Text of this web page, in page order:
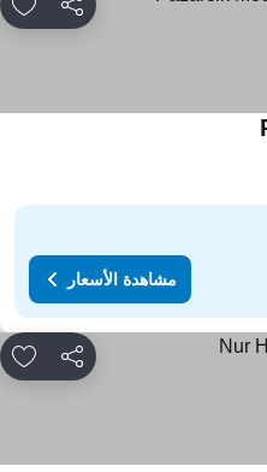
مشاركة
مشاهدة الأسعار
مشاهدة الأسعار
مشاركة